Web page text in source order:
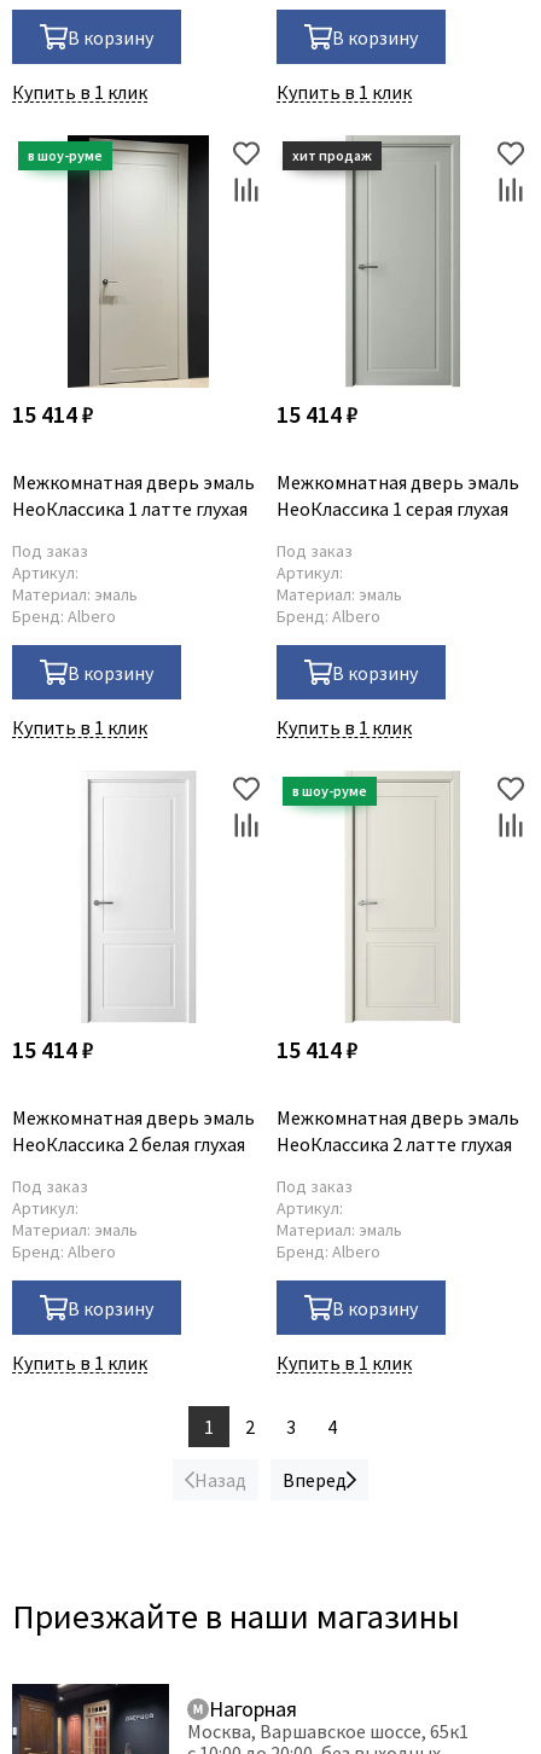
В корзину
Купить в 1 клик
В корзину
Купить в 1 клик
15 414 ₽
Межкомнатная дверь эмаль
НеоКлассика 1 латте глухая
Под заказ
Артикул:
Материал: эмаль
Бренд: Albero
В корзину
Купить в 1 клик
15 414 ₽
Межкомнатная дверь эмаль
НеоКлассика 1 серая глухая
Под заказ
Артикул:
Материал: эмаль
Бренд: Albero
В корзину
Купить в 1 клик
15 414 ₽
Межкомнатная дверь эмаль
НеоКлассика 2 белая глухая
Под заказ
Артикул:
Материал: эмаль
Бренд: Albero
В корзину
Купить в 1 клик
15 414 ₽
Межкомнатная дверь эмаль
НеоКлассика 2 латте глухая
Под заказ
Артикул:
Материал: эмаль
Бренд: Albero
В корзину
Купить в 1 клик
Назад
1 2 3 4
Вперед
Приезжайте в наши магазины
Нагорная
Москва, Варшавское шоссе, 65к1